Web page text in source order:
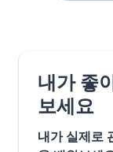
내가 좋
보세요
내가 실제로